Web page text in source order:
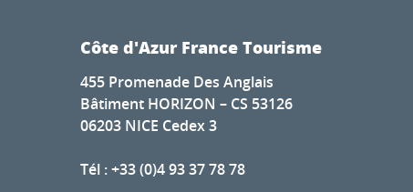
Côte d'Azur France Tourisme
455 Promenade Des Anglais
Bâtiment HORIZON – CS 53126
06203 NICE Cedex 3
Tél : +33 (0)4 93 37 78 78